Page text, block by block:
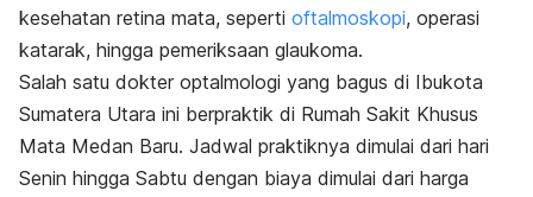
kesehatan retina mata, seperti oftalmoskopi, operasi
katarak, hingga pemeriksaan glaukoma.
Salah satu dokter optalmologi yang bagus di Ibukota
Sumatera Utara ini berpraktik di Rumah Sakit Khusus
Mata Medan Baru. Jadwal praktiknya dimulai dari hari
Senin hingga Sabtu dengan biaya dimulai dari harga